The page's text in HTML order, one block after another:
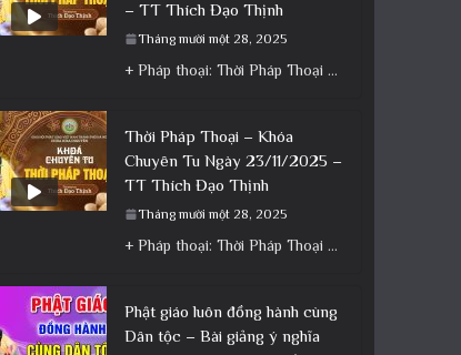
– TT Thích Đạo Thịnh
Tháng mười một 28, 2025
+ Pháp thoại: Thời Pháp Thoại – Khóa Chuyên Tu Ngày 22/11/2025 – TT Thích Đạo Thịnh + Album: Pháp
Thời Pháp Thoại – Khóa
Chuyên Tu Ngày 23/11/2025 –
TT Thích Đạo Thịnh
Tháng mười một 28, 2025
+ Pháp thoại: Thời Pháp Thoại – Khóa Chuyên Tu Ngày 23/11/2025 – TT Thích Đạo Thịnh + Album: Pháp
Phật giáo luôn đồng hành cùng
Dân tộc – Bài giảng ý nghĩa